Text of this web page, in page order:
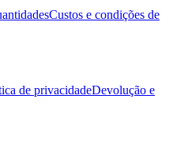
Custos e condições de
de privacidadeDevolução e